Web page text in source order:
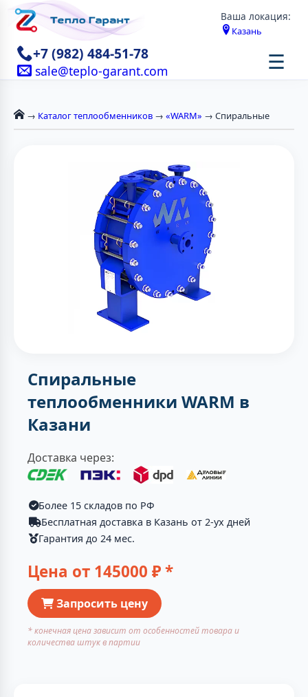
Ваша локация:
Казань
+7 (982) 484-51-78
sale@teplo-garant.com ☰
→ Каталог теплообменников → «WARM» → Спиральные
Спиральные
теплообменники WARM в
Казани
Доставка через:
Более 15 складов по РФ
Бесплатная доставка в Казань от 2-ух дней
Гарантия до 24 мес.
Цена от 145000 ₽ *
Запросить цену
* конечная цена зависит от особенностей товара и
количества штук в партии